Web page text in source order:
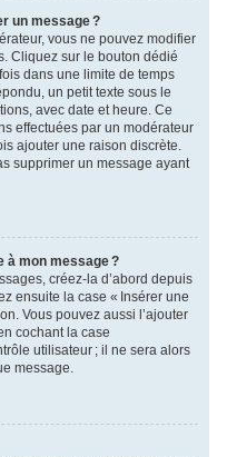
un message ?
vous ne pouvez modifier
Cliquez sur le bouton dédié
dans une limite de temps
un petit texte sous le
avec date et heure. Ce
effectuées par un modérateur
ajouter une raison discrète.
supprimer un message ayant
à mon message ?
créez-la d’abord depuis
ensuite la case « Insérer une
Vous pouvez aussi l’ajouter
cochant la case
utilisateur ; il ne sera alors
message.